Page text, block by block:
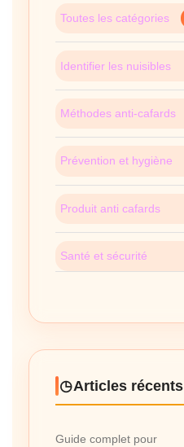
Toutes les catégories
Identifier les nuisibles
Méthodes anti-cafards
Prévention et hygiène
Produit anti cafards
Santé et sécurité
Articles récents
Guide complet pour